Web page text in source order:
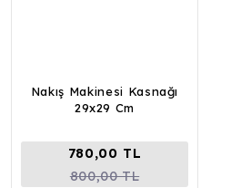
Nakış Makinesi Kasnağı
29x29 Cm
780,00 TL
800,00 TL